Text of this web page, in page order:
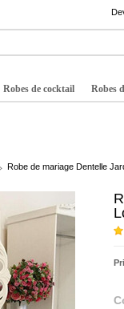
Robes de cocktail Robes
Robe de mariage Dentelle